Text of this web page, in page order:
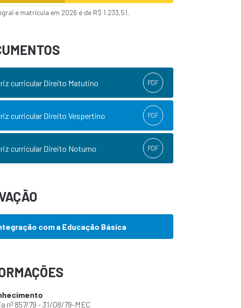
e matrícula em 2026 é de R$ 1.233,51.
curricular Direito Matutino PDF
curricular Direito Vespertino PDF
curricular Direito Noturno PDF
com a Educação Básica
nº 857/79 - 31/08/79-MEC